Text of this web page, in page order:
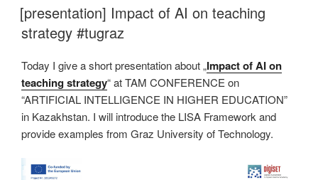
AM
[presentation] Impact of AI on teaching
strategy #tugraz
Today I give a short presentation about „Impact of AI on
teaching strategy“ at TAM CONFERENCE on
“ARTIFICIAL INTELLIGENCE IN HIGHER EDUCATION”
in Kazakhstan. I will introduce the LISA Framework and
provide examples from Graz University of Technology.